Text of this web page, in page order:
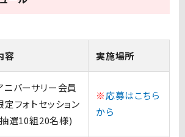
容 実施場所
ニバーサリー会員
定フォトセッション
選10組20名様)
※応募はこちら
から